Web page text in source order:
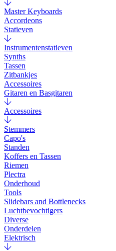
Master Keyboards
Accordeons
Statieven
Instrumentenstatieven
Synths
Tassen
Zitbankjes
Accessoires
Gitaren en Basgitaren
Accessoires
Stemmers
Capo's
Standen
Koffers en Tassen
Riemen
Plectra
Onderhoud
Tools
Slidebars and Bottlenecks
Luchtbevochtigers
Diverse
Onderdelen
Elektrisch